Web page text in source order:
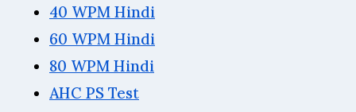
40 WPM Hindi
60 WPM Hindi
80 WPM Hindi
AHC PS Test